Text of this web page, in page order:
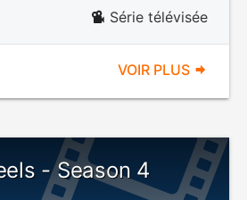
Série télévisée
VOIR PLUS
- Season 4